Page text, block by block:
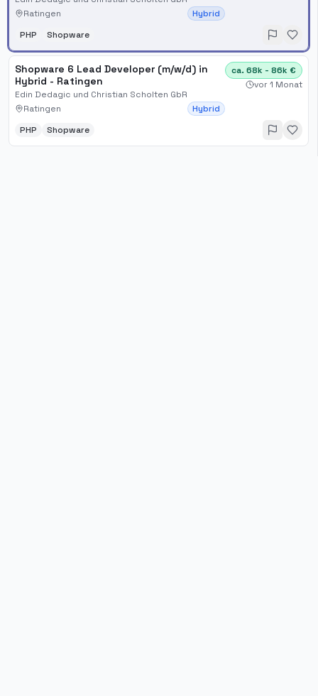
Ratingen
Hybrid
PHP Shopware
Shopware 6 Lead Developer (m/w/d) in
Hybrid - Ratingen
Edin Dedagic und Christian Scholten GbR
Ratingen
Hybrid
ca. 68k - 86k €
vor 1 Monat
PHP Shopware